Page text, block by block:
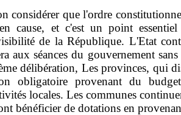
considérer que l'ordre
cause, et c'est un point
de la République. L'Etat
aux séances du gouvernement
délibération, Les provinces, qui
obligatoire provenant du
locales. Les communes
bénéficier de dotations en